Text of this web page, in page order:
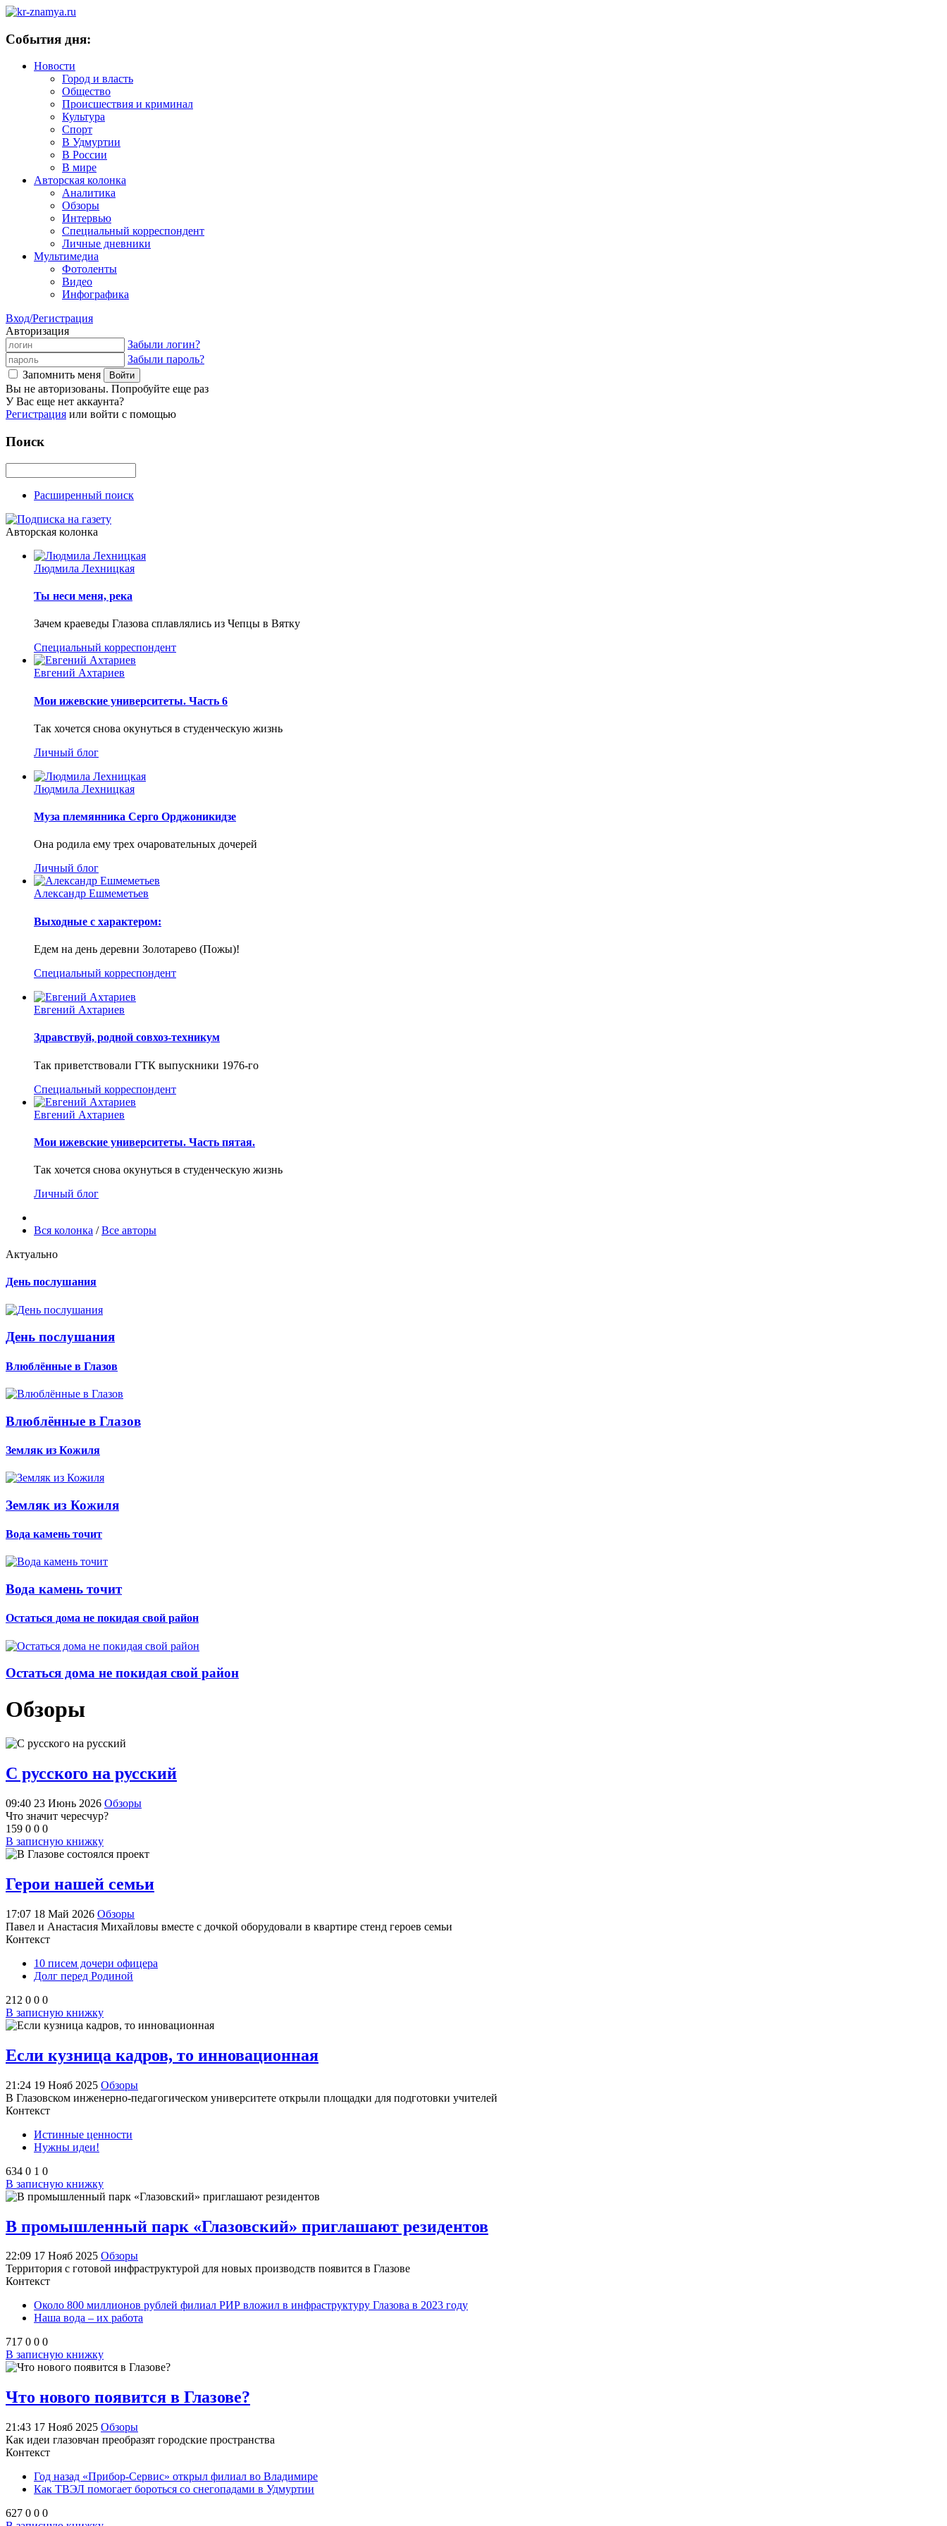
События дня:
Новости
Город и власть
Общество
Происшествия и криминал
Культура
Спорт
В Удмуртии
В России
В мире
Авторская колонка
Аналитика
Обзоры
Интервью
Специальный корреспондент
Личные дневники
Мультимедиа
Фотоленты
Видео
Инфографика
Вход/Регистрация
Авторизация
Забыли логин?
Забыли пароль?
Запомнить меня
Вы не авторизованы. Попробуйте еще раз
У Вас еще нет аккаунта?
Регистрация или войти с помощью
Поиск
Расширенный поиск
Авторская колонка
Людмила Лехницкая
Ты неси меня, река
Зачем краеведы Глазова сплавлялись из Чепцы в Вятку
Специальный корреспондент
Евгений Ахтариев
Мои ижевские университеты. Часть 6
Так хочется снова окунуться в студенческую жизнь
Личный блог
Людмила Лехницкая
Муза племянника Серго Орджоникидзе
Она родила ему трех очаровательных дочерей
Личный блог
Александр Ешмеметьев
Выходные с характером:
Едем на день деревни Золотарево (Пожы)!
Специальный корреспондент
Евгений Ахтариев
Здравствуй, родной совхоз-техникум
Так приветствовали ГТК выпускники 1976-го
Специальный корреспондент
Евгений Ахтариев
Мои ижевские университеты. Часть пятая.
Так хочется снова окунуться в студенческую жизнь
Личный блог
Вся колонка /Все авторы
Актуально
День послушания
День послушания
Влюблённые в Глазов
Влюблённые в Глазов
Земляк из Кожиля
Земляк из Кожиля
Вода камень точит
Вода камень точит
Остаться дома не покидая свой район
Остаться дома не покидая свой район
Обзоры
С русского на русский
09:40 23 Июнь 2026 Обзоры
Что значит чересчур?
159 0 0 0
В записную книжку
Герои нашей семьи
17:07 18 Май 2026 Обзоры
Павел и Анастасия Михайловы вместе с дочкой оборудовали в квартире стенд героев семьи
Контекст
10 писем дочери офицера
Долг перед Родиной
212 0 0 0
В записную книжку
Если кузница кадров, то инновационная
21:24 19 Нояб 2025 Обзоры
В Глазовском инженерно-педагогическом университете открыли площадки для подготовки учителей
Контекст
Истинные ценности
Нужны идеи!
634 0 1 0
В записную книжку
В промышленный парк «Глазовский» приглашают резидентов
22:09 17 Нояб 2025 Обзоры
Территория с готовой инфраструктурой для новых производств появится в Глазове
Контекст
Около 800 миллионов рублей филиал РИР вложил в инфраструктуру Глазова в 2023 году
Наша вода – их работа
717 0 0 0
В записную книжку
Что нового появится в Глазове?
21:43 17 Нояб 2025 Обзоры
Как идеи глазовчан преобразят городские пространства
Контекст
Год назад «Прибор-Сервис» открыл филиал во Владимире
Как ТВЭЛ помогает бороться со снегопадами в Удмуртии
627 0 0 0